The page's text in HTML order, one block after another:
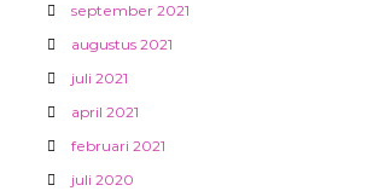
september 2021
augustus 2021
juli 2021
april 2021
februari 2021
juli 2020